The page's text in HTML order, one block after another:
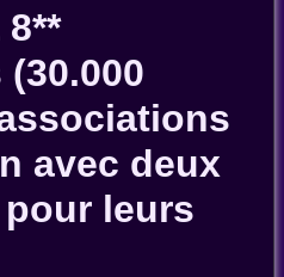
8**
avec deux
pour leurs